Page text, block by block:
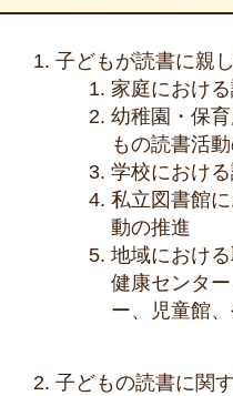
子どもが読書に親
家庭におけ
幼稚園・保
もの読書活
学校におけ
私立図書館
動の推進
地域における
健康センタ
ー、児童館
子どもの読書に関